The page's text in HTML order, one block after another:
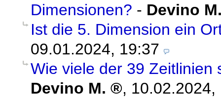
Dimensionen? - Devino
Ist die 5. Dimension ein
09.01.2024, 19:37
Wie viele der 39 Zeitlinien
Devino M.
, 10.02.2024,